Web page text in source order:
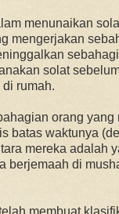
menunaikan
mengerjakan
solat
rumah.
orang
batas waktunya
mereka adalah
berjemaah di
membuat